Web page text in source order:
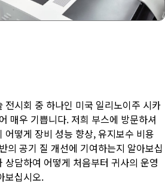
전시회 중 하나인 미국 일리노이주 시카
매우 기쁩니다. 저희 부스에 방문하셔
어떻게 장비 성능 향상, 유지보수 비용
의 공기 질 개선에 기여하는지 알아보십
상담하여 어떻게 처음부터 귀사의 운영
보십시오.